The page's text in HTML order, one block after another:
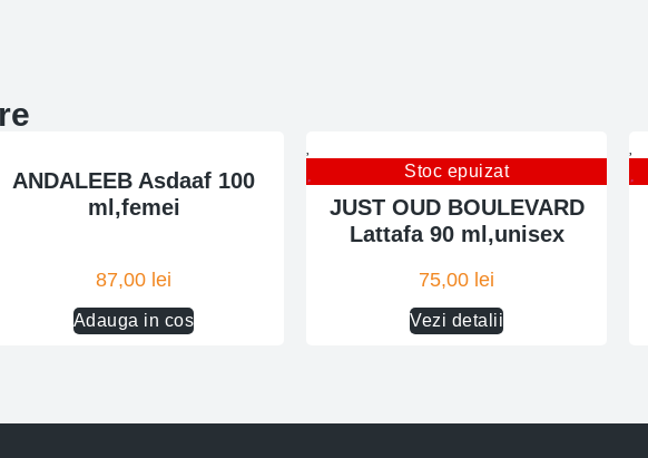
ANDALEEB Asdaaf 100
ml,femei
87,00 lei
Adauga in cos
Stoc epuizat
JUST OUD BOULEVARD
Lattafa 90 ml,unisex
75,00 lei
Vezi detalii